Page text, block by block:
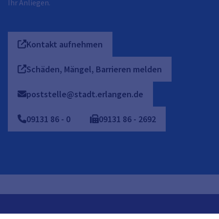
Ihr Anliegen.
Kontakt aufnehmen
Schäden, Mängel, Barrieren melden
poststelle@stadt.erlangen.de
09131 86 - 0 09131 86 - 2692